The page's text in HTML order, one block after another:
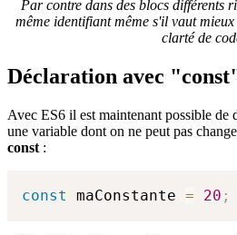
Par contre dans des blocs différents
même identifiant même s'il vaut
clarté de
Déclaration avec
Avec ES6 il est maintenant possible de
une variable dont on ne peut pas
const :
const maConstante = 20 ;